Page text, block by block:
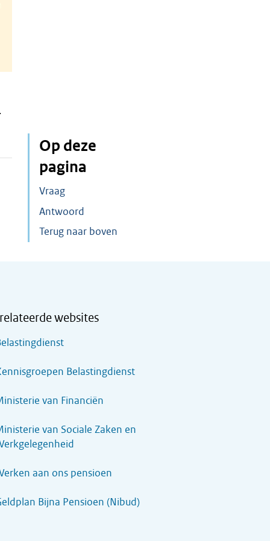
Op deze
pagina
Vraag
Antwoord
Terug naar boven
websites
Belastingdienst
van Financiën
van Sociale Zaken en
aan ons pensioen
Bijna Pensioen (Nibud)